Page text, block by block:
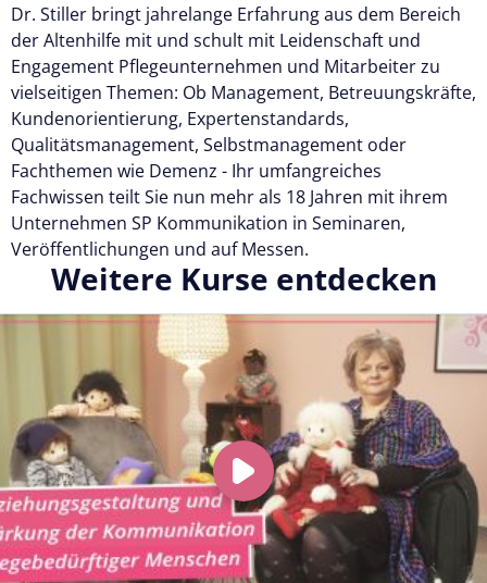
Dr. Stiller bringt jahrelange Erfahrung aus dem Bereich
der Altenhilfe mit und schult mit Leidenschaft und
Engagement Pflegeunternehmen und Mitarbeiter zu
vielseitigen Themen: Ob Management, Betreuungskräfte,
Kundenorientierung, Expertenstandards,
Qualitätsmanagement, Selbstmanagement oder
Fachthemen wie Demenz - Ihr umfangreiches
Fachwissen teilt Sie nun mehr als 18 Jahren mit ihrem
Unternehmen SP Kommunikation in Seminaren,
Veröffentlichungen und auf Messen.
Weitere Kurse entdecken